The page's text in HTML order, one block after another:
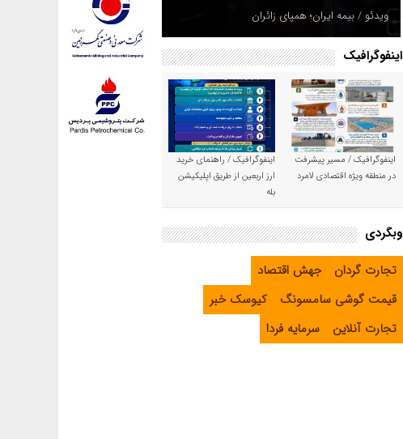
ویدئو / بیمه ایران؛ همپای زائران
اینفوگرافیک
اینفوگرافیک / مسیر پیشرفت
در منطقه ویژه اقتصادی لامرد
اینفوگرافیک / راهنمای خرید
ارز اربعین از طریق اپلیکیشن
بله
وبگردی
تجارت گردان
جهش اقتصاد
قیمت گوشی سامسونگ
کیوسک خبر
تجارت آنلاین
سرمایه فردا